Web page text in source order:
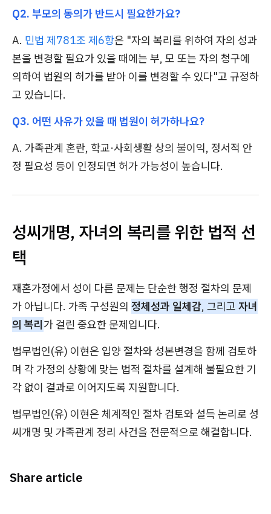
Q2. 부모의 동의가 반드시 필요한가요?
A. 민법 제781조 제6항은 "자의 복리를 위하여 자의 성과
본을 변경할 필요가 있을 때에는 부, 모 또는 자의 청구에
의하여 법원의 허가를 받아 이를 변경할 수 있다"고 규정하
고 있습니다.
Q3. 어떤 사유가 있을 때 법원이 허가하나요?
A. 가족관계 혼란, 학교·사회생활 상의 불이익, 정서적 안
정 필요성 등이 인정되면 허가 가능성이 높습니다.
성씨개명, 자녀의 복리를 위한 법적 선
택
재혼가정에서 성이 다른 문제는 단순한 행정 절차의 문제
가 아닙니다. 가족 구성원의 정체성과 일체감, 그리고 자녀
의 복리가 걸린 중요한 문제입니다.
법무법인(유) 이현은 입양 절차와 성본변경을 함께 검토하
며 각 가정의 상황에 맞는 법적 절차를 설계해 불필요한 기
각 없이 결과로 이어지도록 지원합니다.
법무법인(유) 이현은 체계적인 절차 검토와 설득 논리로 성
씨개명 및 가족관계 정리 사건을 전문적으로 해결합니다.
Share article